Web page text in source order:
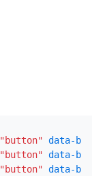
"button" data-
"button" data-
"button" data-